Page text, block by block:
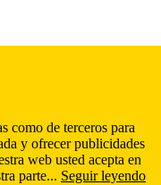
como de terceros para
y ofrecer publicidades
web usted acepta en
parte... Seguir leyendo